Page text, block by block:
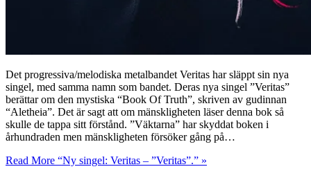
Det progressiva/melodiska metalbandet Veritas har släppt sin nya
singel, med samma namn som bandet. Deras nya singel ”Veritas”
berättar om den mystiska “Book Of Truth”, skriven av gudinnan
“Aletheia”. Det är sagt att om mänskligheten läser denna bok så
skulle de tappa sitt förstånd. ”Väktarna” har skyddat boken i
århundraden men mänskligheten försöker gång på…
Read More “Ny singel: Veritas – ”Veritas”.” »